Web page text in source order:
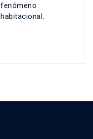
fenómeno
habitacional.